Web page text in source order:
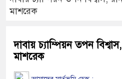
মাশরেক
দাবায় চ্যাম্পিয়ন তপন
মাশরেক